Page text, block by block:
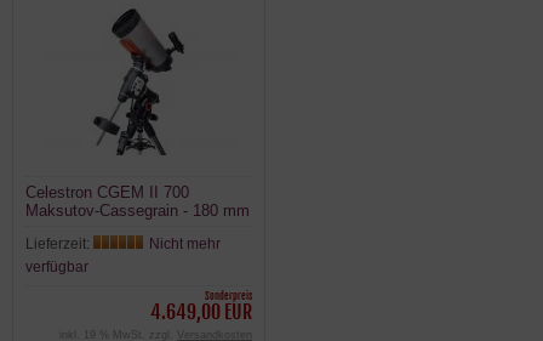
Celestron CGEM II 700
Maksutov-Cassegrain - 180 mm
Lieferzeit:
Nicht mehr
verfügbar
Sonderpreis
4.649,00 EUR
inkl. 19 % MwSt. zzgl. Versandkosten